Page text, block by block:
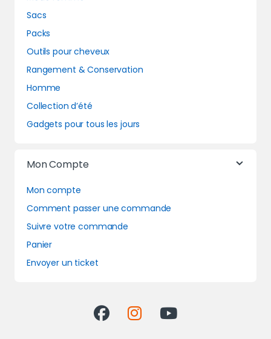
Sacs
Packs
Outils pour cheveux
Rangement & Conservation
Homme
Collection d’été
Gadgets pour tous les jours
Mon Compte
Mon compte
Comment passer une commande
Suivre votre commande
Panier
Envoyer un ticket